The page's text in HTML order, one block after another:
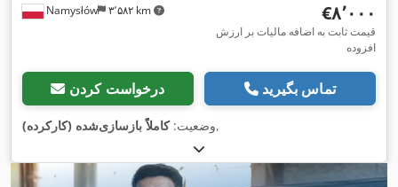
Namysłów ۳٬۵۸۲ km ‎€۸٬۰۰۰
قیمت ثابت به اضافه مالیات بر ارزش
افزوده
درخواست کردن تماس بگیرید
وضعیت:کاملاً بازسازی‌شده (کارکرده) ,